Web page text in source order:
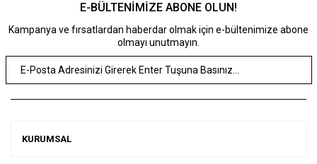
E-BÜLTENİMİZE ABONE OLUN!
Kampanya ve fırsatlardan haberdar olmak için e-bültenimize abone
olmayı unutmayın.
KURUMSAL